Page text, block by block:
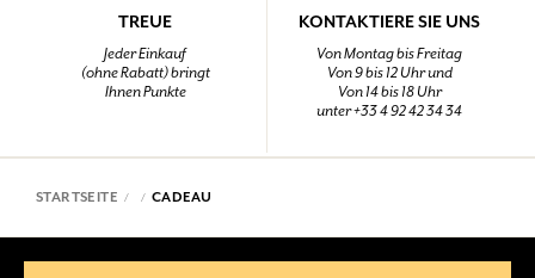
TREUE
Jeder Einkauf
(ohne Rabatt) bringt
Ihnen Punkte
KONTAKTIERE SIE UNS
Von Montag bis Freitag
Von 9 bis 12 Uhr und
Von 14 bis 18 Uhr
unter +33 4 92 42 34 34
STARTSEITE CADEAU